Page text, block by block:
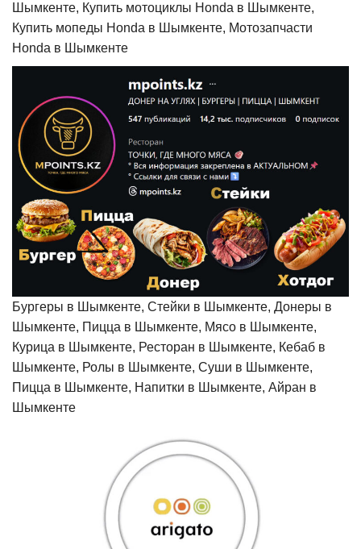
Шымкенте, Купить мотоциклы Honda в Шымкенте,
Купить мопеды Honda в Шымкенте, Мотозапчасти
Honda в Шымкенте
Бургеры в Шымкенте, Стейки в Шымкенте, Донеры в
Шымкенте, Пицца в Шымкенте, Мясо в Шымкенте,
Курица в Шымкенте, Ресторан в Шымкенте, Кебаб в
Шымкенте, Ролы в Шымкенте, Суши в Шымкенте,
Пицца в Шымкенте, Напитки в Шымкенте, Айран в
Шымкенте